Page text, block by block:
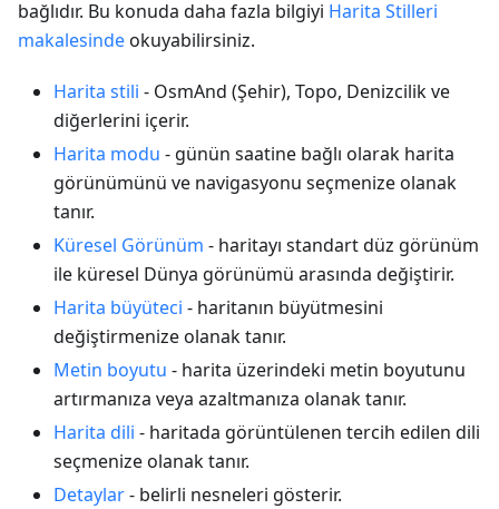
bağlıdır. Bu konuda daha fazla bilgiyi Harita Stilleri
makalesindeokuyabilirsiniz.
Harita stili - OsmAnd (Şehir), Topo, Denizcilik ve
diğerlerini içerir.
Harita modu - günün saatine bağlı olarak harita
görünümünü ve navigasyonu seçmenize olanak
tanır.
Küresel Görünüm - haritayı standart düz görünüm
ile küresel Dünya görünümü arasında değiştirir.
Harita büyüteci - haritanın büyütmesini
değiştirmenize olanak tanır.
Metin boyutu - harita üzerindeki metin boyutunu
artırmanıza veya azaltmanıza olanak tanır.
Harita dili - haritada görüntülenen tercih edilen dili
seçmenize olanak tanır.
Detaylar- belirli nesneleri gösterir.